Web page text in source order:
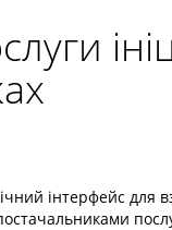
інтерфейс для